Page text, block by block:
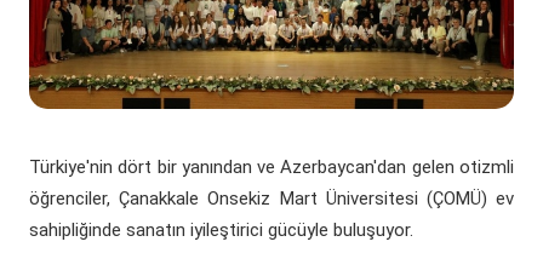
Türkiye'nin dört bir yanından ve Azerbaycan'dan gelen otizmli
öğrenciler, Çanakkale Onsekiz Mart Üniversitesi (ÇOMÜ) ev
sahipliğinde sanatın iyileştirici gücüyle buluşuyor.
Kurumsal Değerlendirme Sistemi(yeni sekmede açılır)
Fahri Doktora Ünvanı
Kurumsal Logo
Döner Sermaye(yeni sekmede açılır)
Uluslararası Danışma Kurulu
Koordinatörlükler
ÇOMÜ Marşı
Üniversite Hastaneleri
Araştırma Laboratuarları(yeni sekmede açılır)
Lisansüstü Eğitim Enstitüsü (yeni sekmede açılır)
Öğrenci Dekanlığı(yeni sekmede açılır)
Öğrenci Kulüpleri Haberleri
Engelli Öğrenci Birimi (yeni sekmede açılır)